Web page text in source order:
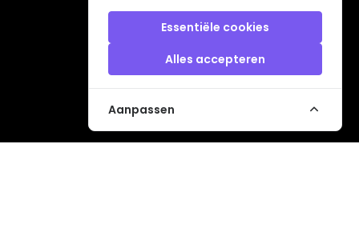
Essentiële cookies
Alles accepteren
Aanpassen